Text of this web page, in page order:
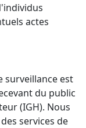
actes
surveillance est
du public
(IGH). Nous
services de